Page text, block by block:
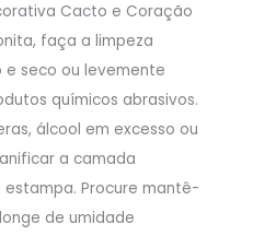
Cacto e Coração
faça a limpeza
e seco ou levemente
químicos abrasivos.
álcool em excesso ou
a camada
Procure mantê-
de umidade